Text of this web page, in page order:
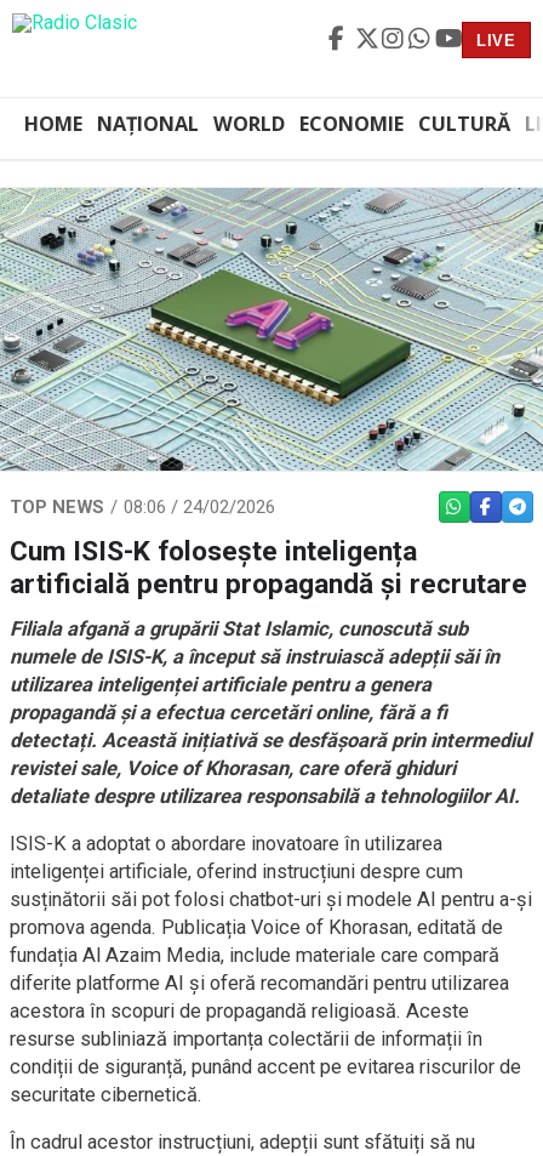
LIVE
HOME NAȚIONAL WORLD ECONOMIE CULTURĂ
TOP NEWS 08:06 / 24/02/2026 WHATSAPP
Cum ISIS-K folosește inteligența
artificială pentru propagandă și recrutare
Filiala afgană a grupării Stat Islamic, cunoscută sub
numele de ISIS-K, a început să instruiască adepții săi în
utilizarea inteligenței artificiale pentru a genera
propagandă și a efectua cercetări online, fără a fi
detectați. Această inițiativă se desfășoară prin intermediul
revistei sale, Voice of Khorasan, care oferă ghiduri
detaliate despre utilizarea responsabilă a tehnologiilor AI.
ISIS-K a adoptat o abordare inovatoare în utilizarea
inteligenței artificiale, oferind instrucțiuni despre cum
susținătorii săi pot folosi chatbot-uri și modele AI pentru a-și
promova agenda. Publicația Voice of Khorasan, editată de
fundația Al Azaim Media, include materiale care compară
diferite platforme AI și oferă recomandări pentru utilizarea
acestora în scopuri de propagandă religioasă. Aceste
resurse subliniază importanța colectării de informații în
condiții de siguranță, punând accent pe evitarea riscurilor de
securitate cibernetică.
În cadrul acestor instrucțiuni, adepții sunt sfătuiți să nu